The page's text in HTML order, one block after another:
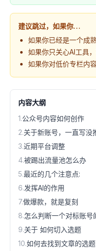
建议跳过，如果你…
如果你已经是一个成
如果你只关心AI工具
如果你对低价专栏内
内容大纲
1.公众号内容如何创作
2.关于新账号，一直写没
3.近期平台调整
4.被踢出流量池怎么办
5.最近的几个注意点:
6.发挥AI的作用
7.做爆款，就是复刻
8.怎么判断一个对标账号
9.关于 如何切入选题
10.如何去找到文章的选题